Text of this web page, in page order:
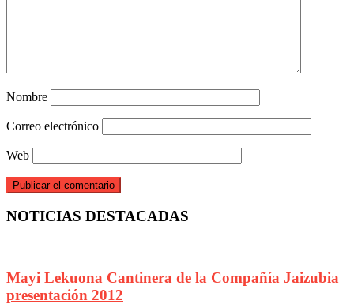
Nombre
Correo electrónico
Web
NOTICIAS DESTACADAS
Mayi Lekuona Cantinera de la Compañía Jaizubia
presentación 2012